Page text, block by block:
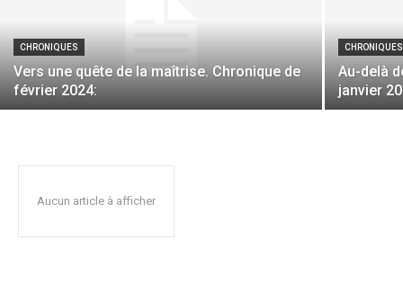
CHRONIQUES
Vers une quête de la maîtrise. Chronique de
février 2024:
CHRONIQUES
Au-delà
janvier
Aucun article à afficher